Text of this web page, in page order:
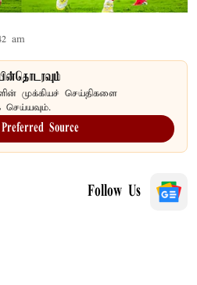
am
முக்கியச் செய்திகளை
செய்யவும்.
Source
Follow Us